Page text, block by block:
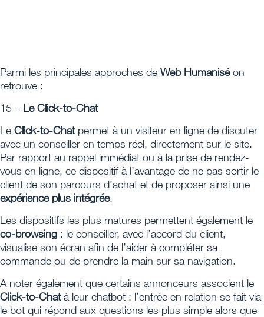
Parmi les principales approches de Web Humaniséon
retrouve :
15 – Le Click-to-Chat
Le Click-to-Chatpermet à un visiteur en ligne de discuter
avec un conseiller en temps réel, directement sur le site.
Par rapport au rappel immédiat ou à la prise de rendez-
vous en ligne, ce dispositif à l’avantage de ne pas sortir le
client de son parcours d’achat et de proposer ainsi une
expérience plus intégrée.
Les dispositifs les plus matures permettent également le
co-browsing : le conseiller, avec l’accord du client,
visualise son écran afin de l’aider à compléter sa
commande ou de prendre la main sur sa navigation.
A noter également que certains annonceurs associent le
Click-to-Chatà leur chatbot : l’entrée en relation se fait via
le bot qui répond aux questions les plus simple alors que